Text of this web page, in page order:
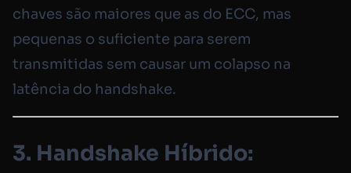
chaves são maiores que as do ECC, mas
pequenas o suficiente para serem
transmitidas sem causar um colapso na
latência do handshake.
3. Handshake Híbrido: